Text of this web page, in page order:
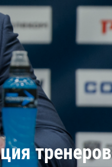
тренеров